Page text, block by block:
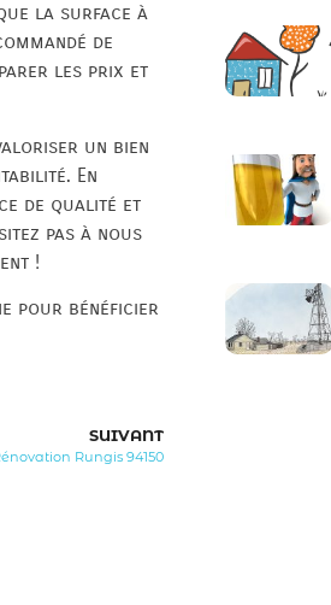
la surface à
de
les prix et
un bien
En
de qualité et
pas à nous
!
pour bénéficier
SUIVANT
Rungis 94150